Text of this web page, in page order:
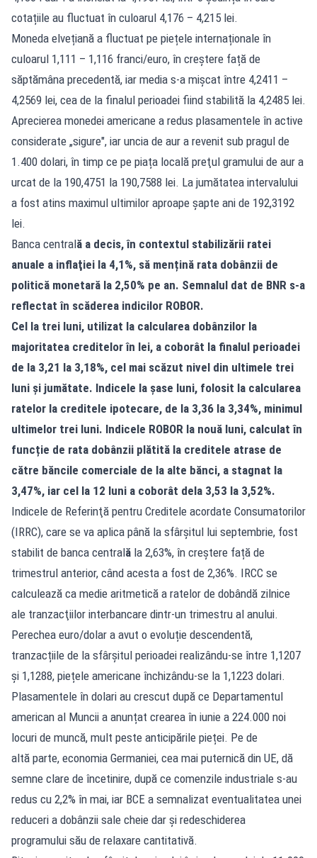
cotațiile au fluctuat în culoarul 4,176 – 4,215 lei.
Moneda elvețiană a fluctuat pe piețele internaționale în
culoarul 1,111 – 1,116 franci/euro, în creștere față de
săptămâna precedentă, iar media s-a mișcat între 4,2411 –
4,2569 lei, cea de la finalul perioadei fiind stabilită la 4,2485 lei.
Aprecierea monedei americane a redus plasamentele în active
considerate „sigure", iar uncia de aur a revenit sub pragul de
1.400 dolari, în timp ce pe piața locală preţul gramului de aur a
urcat de la 190,4751 la 190,7588 lei. La jumătatea intervalului
a fost atins maximul ultimilor aproape șapte ani de 192,3192
lei.
Banca centrală a decis, în contextul stabilizării ratei
anuale a inflaţiei la 4,1%, să mențină rata dobânzii de
politică monetară la 2,50% pe an. Semnalul dat de BNR s-a
reflectat în scăderea indicilor ROBOR.
Cel la trei luni, utilizat la calcularea dobânzilor la
majoritatea creditelor în lei, a coborât la finalul perioadei
de la 3,21 la 3,18%, cel mai scăzut nivel din ultimele trei
luni și jumătate. Indicele la șase luni, folosit la calcularea
ratelor la creditele ipotecare, de la 3,36 la 3,34%, minimul
ultimelor trei luni. Indicele ROBOR la nouă luni, calculat în
funcție de rata dobânzii plătită la creditele atrase de
către băncile comerciale de la alte bănci, a stagnat la
3,47%, iar cel la 12 luni a coborât dela 3,53 la 3,52%.
Indicele de Referinţă pentru Creditele acordate Consumatorilor
(IRRC), care se va aplica până la sfârșitul lui septembrie, fost
stabilit de banca centrală la 2,63%, în creștere față de
trimestrul anterior, când acesta a fost de 2,36%. IRCC se
calculează ca medie aritmetică a ratelor de dobândă zilnice
ale tranzacţiilor interbancare dintr-un trimestru al anului.
Perechea euro/dolar a avut o evoluție descendentă,
tranzacțiile de la sfârșitul perioadei realizându-se între 1,1207
și 1,1288, piețele americane închizându-se la 1,1223 dolari.
Plasamentele în dolari au crescut după ce Departamentul
american al Muncii a anunțat crearea în iunie a 224.000 noi
locuri de muncă, mult peste anticipările pieței. Pe de
altă parte, economia Germaniei, cea mai puternică din UE, dă
semne clare de încetinire, după ce comenzile industriale s-au
redus cu 2,2% în mai, iar BCE a semnalizat eventualitatea unei
reduceri a dobânzii sale cheie dar și redeschiderea
programului său de relaxare cantitativă.